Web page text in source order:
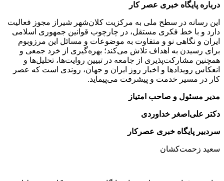
درباره پایگاه خبری عصر کار
این رسانه در سطح ملی به مرکزیت کلان‌شهر شیراز مجوز فعالیت
دارد و با خط فکری مستقل، در چارچوب قوانین جمهوری اسلامی
ایران و نگاهی نو و متفاوت به موضوعات ‌و مسائل این مرزوبوم
برای رسیدن به اهداف تلاش می‌کند؛ بهره‌گیری از خرد جمعی و
همچنین مشارکت‌پذیری از جامعه در تبیین روایت‌ها، تحلیل‌ها و
انعکاس رویدادها و اخبار روز ایران و جهان، روندی است که عصر
کار در مسیر خدمت و پیشرفت می‌پیماید.
مدیر مسئول و صاحب امتیاز
دکتر علی‌اصغر خداوردی
سردبیر پایگاه خبری عصرکار
سعید زحمت‌کشان